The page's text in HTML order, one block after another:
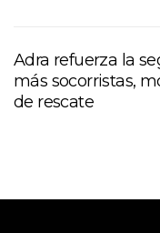
Adra refuerza la
más socorristas,
de rescate